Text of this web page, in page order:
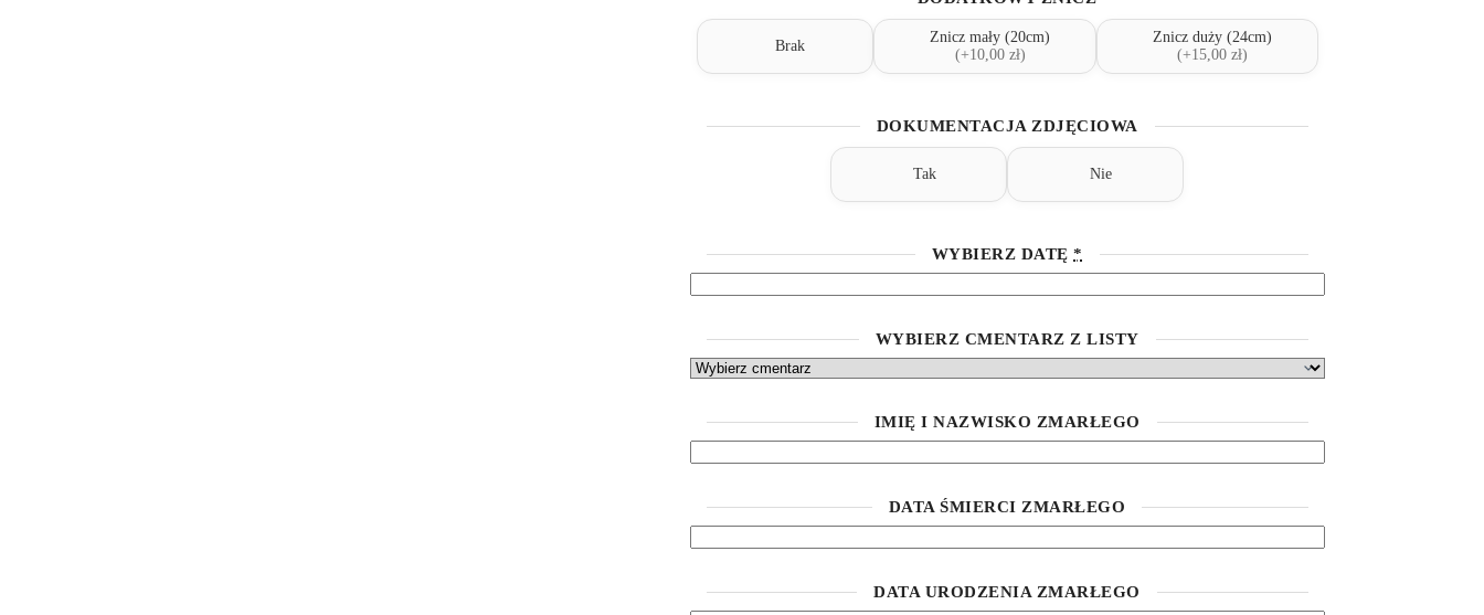
Brak
Znicz mały (20cm)
(+10,00 zł)
Znicz duży (24cm)
(+15,00 zł)
DOKUMENTACJA ZDJĘCIOWA
Tak Nie
WYBIERZ DATĘ *
WYBIERZ CMENTARZ Z LISTY
IMIĘ I NAZWISKO ZMARŁEGO
DATA ŚMIERCI ZMARŁEGO
DATA URODZENIA ZMARŁEGO